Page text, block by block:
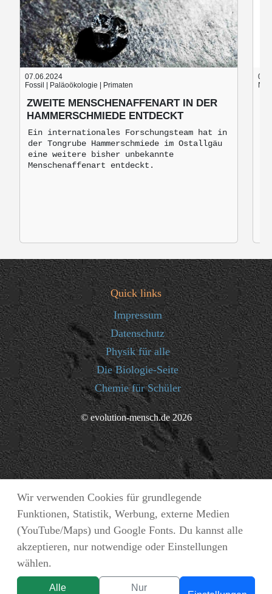
Wir verwenden Cookies für grundlegende
Funktionen, Statistik, Werbung, externe Medien
(YouTube/Maps) und Google Fonts. Du kannst alle
akzeptieren, nur notwendige oder Einstellungen
wählen.
Alle Nur
07.06.2024
Fossil | Paläoökologie | Primaten
ZWEITE MENSCHENAFFENART IN DER
HAMMERSCHMIEDE ENTDECKT
Ein internationales Forschungsteam hat in
der Tongrube Hammerschmiede im Ostallgäu
eine weitere bisher unbekannte
Menschenaffenart entdeckt.
Quick links
Impressum
Datenschutz
Physik für alle
Die Biologie-Seite
Chemie für Schüler
© evolution-mensch.de 2026